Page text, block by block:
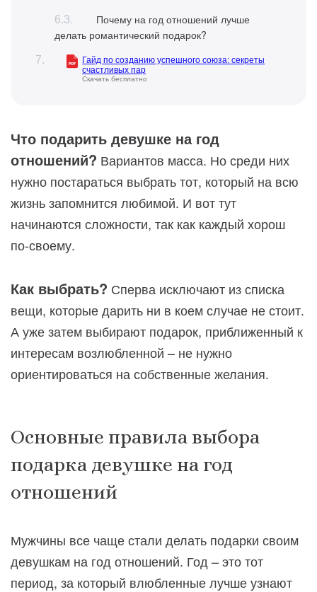
Почему на год отношений лучше
делать романтический подарок?
Гайд по созданию успешного союза: секреты
счастливых пар
Скачать бесплатно
Что подарить девушке на год
отношений? Вариантов масса. Но среди них
нужно постараться выбрать тот, который на всю
жизнь запомнится любимой. И вот тут
начинаются сложности, так как каждый хорош
по-своему.
Как выбрать? Сперва исключают из списка
вещи, которые дарить ни в коем случае не стоит.
А уже затем выбирают подарок, приближенный к
интересам возлюбленной – не нужно
ориентироваться на собственные желания.
Основные правила выбора
подарка девушке на год
отношений
Мужчины все чаще стали делать подарки своим
девушкам на год отношений. Год – это тот
период, за который влюбленные лучше узнают